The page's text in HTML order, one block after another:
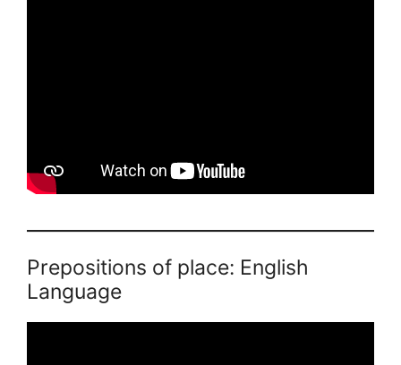
Prepositions of place: English
Language